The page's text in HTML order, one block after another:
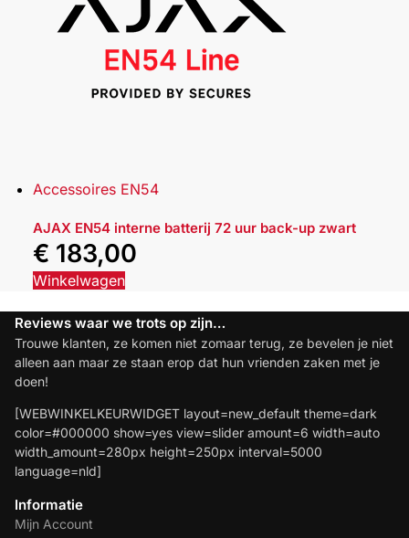
Accessoires EN54
AJAX EN54 interne batterij 72 uur back-up zwart
€ 183,00
Winkelwagen
Reviews waar we trots op zijn…
Trouwe klanten, ze komen niet zomaar terug, ze bevelen je niet
alleen aan maar ze staan erop dat hun vrienden zaken met je
doen!
[WEBWINKELKEURWIDGET layout=new_default theme=dark
color=#000000 show=yes view=slider amount=6 width=auto
width_amount=280px height=250px interval=5000
language=nld]
Informatie
Mijn Account